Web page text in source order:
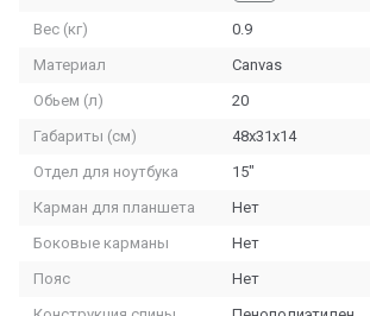
Вес (кг)
0.9
Материал
Canvas
Обьем (л)
20
Габариты (см)
48х31х14
Отдел для ноутбука
15"
Карман для планшета
Нет
Боковые карманы
Нет
Пояс
Нет